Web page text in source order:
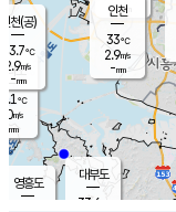
의도
℃
m/s
mm
영흥도
대부도
33.6
-mm
인천(공)
33.7℃
2.9m/s
-mm
인천
33℃
2.9m/s
-mm